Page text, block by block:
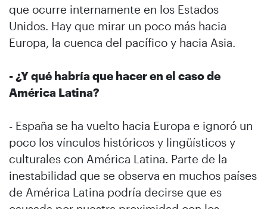
que ocurre internamente en los Estados
Unidos. Hay que mirar un poco más hacia
Europa, la cuenca del pacífico y hacia Asia.
- ¿Y qué habría que hacer en el caso de
América Latina?
- España se ha vuelto hacia Europa e ignoró un
poco los vínculos históricos y lingüísticos y
culturales con América Latina. Parte de la
inestabilidad que se observa en muchos países
de América Latina podría decirse que es